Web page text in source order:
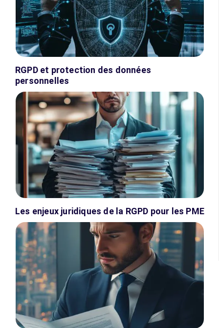
RGPD et protection des données
personnelles
Les enjeux juridiques de la RGPD pour les PME